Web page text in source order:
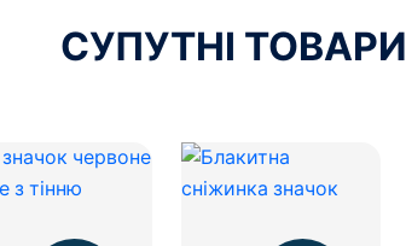
СУПУТНІ ТОВАРИ